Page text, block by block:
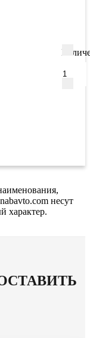
несут
характер.